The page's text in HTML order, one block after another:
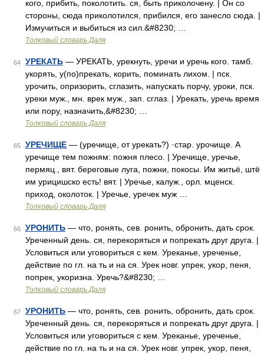
кого, прибить, поколотить. ся, быть приколочену. | Он со
стороны, сюда приколотился, прибился, его занесло сюда. |
Измучиться и выбиться из сил.&#8230; …
Толковый словарь Даля
64 УРЕКАТЬ — УРЕКАТЬ, урекнуть, уречи и уречь кого. тамб.
укорять, у(по)прекать, корить, поминать лихом. | пск.
урочить, опризорить, сглазить, напускать порчу, уроки, пск.
уреки муж., мн. врек муж., зап. сглаз. | Урекать, уречь время
или пору, назначить,&#8230; …
Толковый словарь Даля
65 УРЕЧИЩЕ — (уречище, от урекать?) ·стар. урочище. А
уречище тем пожням: пожня плесо. | Уречище, уречье,
пермяц., вят. береговые луга, пожни, покосы. Им житьё, штё
им урицишско есть! вят. | Уречье, калуж., орл. мценск.
приход, околоток. | Уречье, уречек муж …
Толковый словарь Даля
66 УРОНИТЬ — что, ронять, сев. ронить, обронить, дать срок.
Уреченный день. ся, перекоряться и попрекать друг друга. |
Условиться или уговориться с кем. Уреканье, уреченье,
действие по гл. на ть и на ся. Урек новг. упрек, укор, пеня,
попрек, укоризна. Уречь?&#8230; …
Толковый словарь Даля
67 УРОНИТЬ — что, ронять, сев. ронить, обронить, дать срок.
Уреченный день. ся, перекоряться и попрекать друг друга. |
Условиться или уговориться с кем. Уреканье, уреченье,
действие по гл. на ть и на ся. Урек новг. упрек, укор, пеня,